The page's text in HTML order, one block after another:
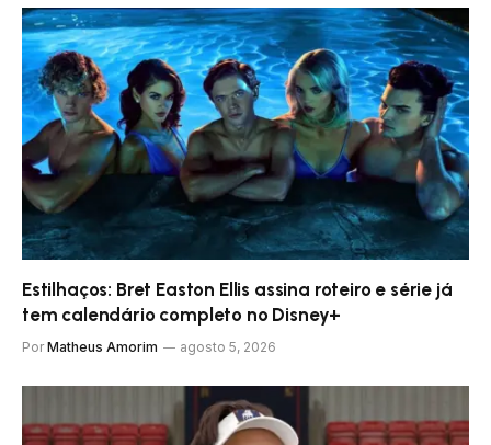
Estilhaços: Bret Easton Ellis assina roteiro e série já
tem calendário completo no Disney+
Por Matheus Amorim agosto 5, 2026